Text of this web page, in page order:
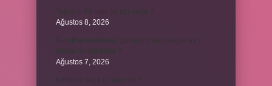
Ağustos 8, 2026
Ağustos 7, 2026